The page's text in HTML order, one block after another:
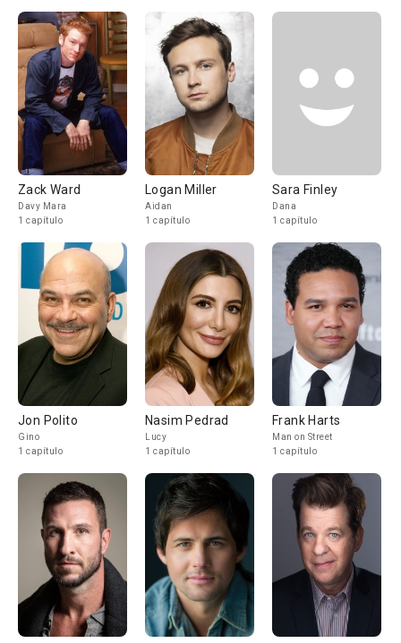
Zack Ward
Davy Mara
1 capítulo
Logan Miller
Aidan
1 capítulo
Sara Finley
Dana
1 capítulo
Jon Polito
Gino
1 capítulo
Nasim Pedrad
Lucy
1 capítulo
Frank Harts
Man on Street
1 capítulo